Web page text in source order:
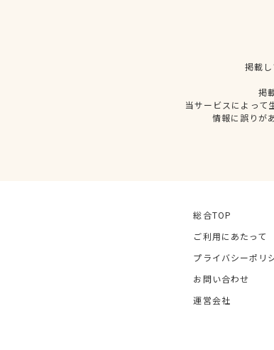
掲載
掲
当サービスによって
情報に誤りが
総合TOP
ご利用にあたって
プライバシーポリ
お問い合わせ
運営会社